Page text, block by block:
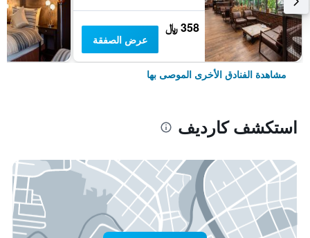
358 ﷼
عرض الصفقة
مشاهدة الفنادق الأخرى الموصى بها
استكشف كارديف